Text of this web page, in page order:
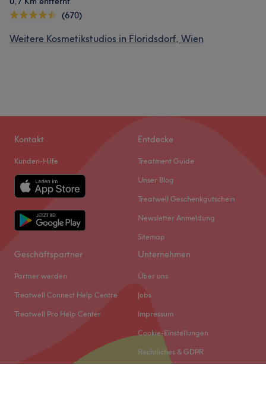
(670)
Weitere Kosmetikstudios in Floridsdorf, Wien
Kontakt
Kunden-Hilfe
Entdecke
Treatment Guide
Unser Blog
Treatwell Geschenkgutschein
Newsletter Anmeldung
Sitemap
Geschäftspartner
Partner werden
Treatwell Connect Help Centre
Treatwell Pro Help Center
Unternehmen
Über uns
Jobs
Impressum
Cookie-Einstellungen
Rechtliches & GDPR